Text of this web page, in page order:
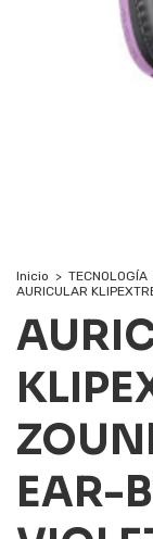
Inicio > TECNOLOGÍA
AURICULAR
EAR-